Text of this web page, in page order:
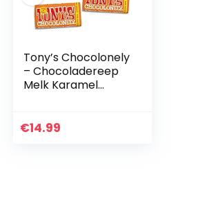
Tony’s Chocolonely
– Chocoladereep
Melk Karamel
Chocolade
€14.99